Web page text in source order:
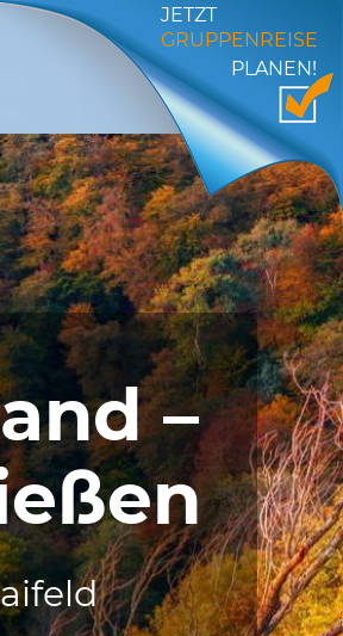
JETZT
GRUPPENREISE
PLANEN!
–